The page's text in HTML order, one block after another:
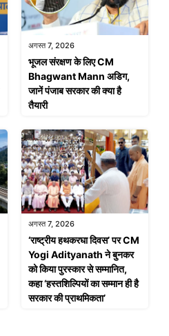
अगस्त 7, 2026
भूजल संरक्षण के लिए CM
Bhagwant Mann अडिग,
जानें पंजाब सरकार की क्या है
तैयारी
अगस्त 7, 2026
‘राष्ट्रीय हथकरघा दिवस’ पर CM
Yogi Adityanath ने बुनकर
को किया पुरस्कार से सम्मानित,
कहा ‘हस्तशिल्पियों का सम्मान ही है
सरकार की प्राथमिकता’